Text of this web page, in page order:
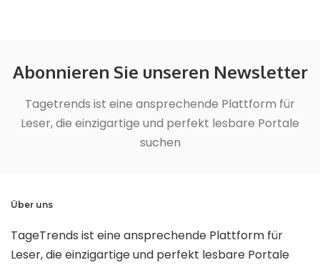
Abonnieren Sie unseren Newsletter
Tagetrends ist eine ansprechende Plattform für
Leser, die einzigartige und perfekt lesbare Portale
suchen
Über uns
TageTrends ist eine ansprechende Plattform für
Leser, die einzigartige und perfekt lesbare Portale